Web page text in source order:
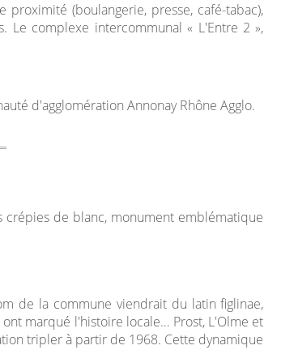
(boulangerie, presse, café-tabac),
Le complexe intercommunal « L'Entre 2 »,
d'agglomération Annonay Rhône Agglo.
crépies de blanc, monument emblématique
de la commune viendrait du latin figlinae,
marqué l'histoire locale… Prost, L'Olme et
tripler à partir de 1968. Cette dynamique